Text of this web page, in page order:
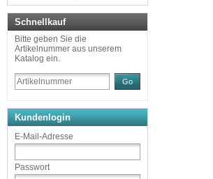
Schnellkauf
Bitte geben Sie die
Artikelnummer aus unserem
Katalog ein.
Go
Kundenlogin
E-Mail-Adresse
Passwort